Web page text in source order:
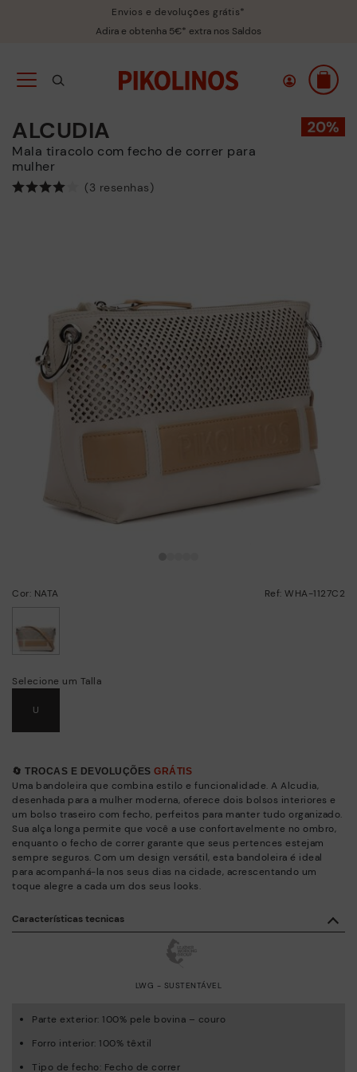
Envios e devoluções grátis*
Adira e obtenha 5€* extra nos Saldos
ALCUDIA
Mala tiracolo com fecho de correr para
mulher
(3 resenhas)
Cor: NATA Ref: WHA-1127C2
Selecione um Talla
U
🔄 TROCAS E DEVOLUÇÕES GRÁTIS
Uma bandoleira que combina estilo e funcionalidade. A Alcudia,
desenhada para a mulher moderna, oferece dois bolsos interiores e
um bolso traseiro com fecho, perfeitos para manter tudo organizado.
Sua alça longa permite que você a use confortavelmente no ombro,
enquanto o fecho de correr garante que seus pertences estejam
sempre seguros. Com um design versátil, esta bandoleira é ideal
para acompanhá-la nos seus dias na cidade, acrescentando um
toque alegre a cada um dos seus looks.
Características tecnicas
LWG - SUSTENTÁVEL
Parte exterior: 100% pele bovina – couro
Forro interior: 100% têxtil
Tipo de fecho: Fecho de correr